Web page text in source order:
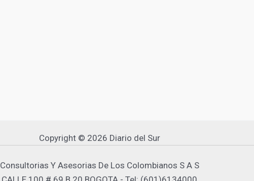
Copyright © 2026 Diario del Sur
Consultorias Y Asesorias De Los Colombianos S A S